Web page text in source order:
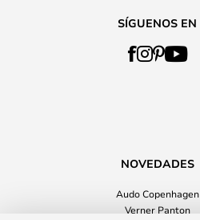
SÍGUENOS EN
NOVEDADES
Audo Copenhagen
Verner Panton